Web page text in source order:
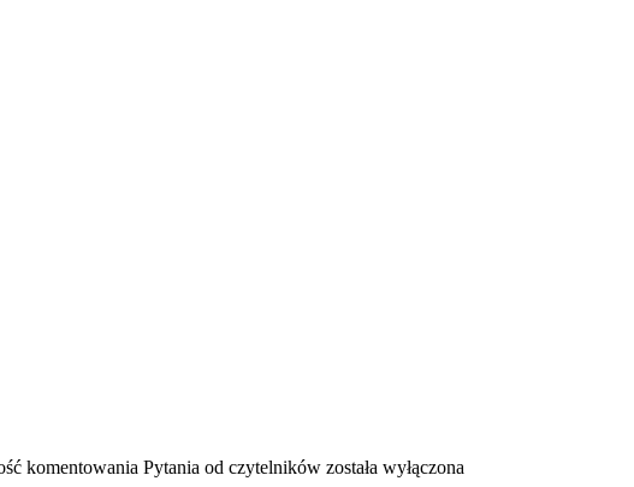
komentowania Pytania od czytelników została wyłączona